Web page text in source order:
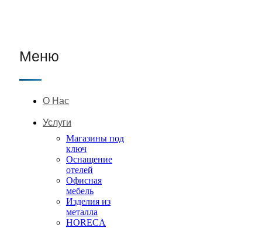
Меню
О Нас
Услуги
Магазины под
ключ
Оснащение
отелей
Офисная
мебель
Изделия из
металла
HORECA